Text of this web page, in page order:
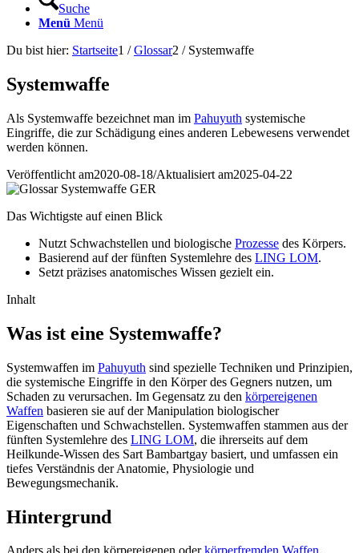
Suche
Menü Menü
Du bist hier: Startseite1 / Glossar2 / Systemwaffe
Systemwaffe
Als Systemwaffe bezeichnet man im Pahuyuth systemische
Eingriffe, die zur Schädigung eines anderen Lebewesens verwendet
werden können.
Veröffentlicht am2020-08-18/Aktualisiert am2025-04-22
Das Wichtigste auf einen Blick
Nutzt Schwachstellen und biologische Prozesse des Körpers.
Basierend auf der fünften Systemlehre des LING LOM.
Setzt präzises anatomisches Wissen gezielt ein.
Inhalt
Was ist eine Systemwaffe?
Systemwaffen im Pahuyuth sind spezielle Techniken und Prinzipien,
die systemische Eingriffe in den Körper des Gegners nutzen, um
Schaden zu verursachen. Im Gegensatz zu den körpereigenen
Waffen basieren sie auf der Manipulation biologischer
Eigenschaften und Schwachstellen. Systemwaffen stammen aus der
fünften Systemlehre des LING LOM, die ihrerseits auf dem
Heilkunde-Wissen des Sart Bambartgay basiert, und umfassen ein
tiefes Verständnis der Anatomie, Physiologie und
Bewegungsmechanik.
Hintergrund